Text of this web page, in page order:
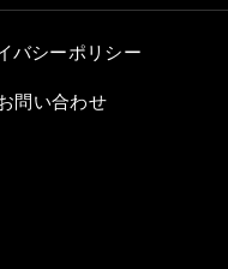
バシーポリシー
問い合わせ